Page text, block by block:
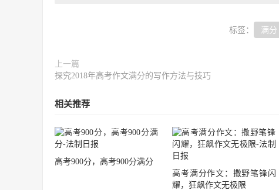
标签： 满分
上一篇
探究2018年高考作文满分的写作方法与技巧
相关推荐
高考900分，高考900分满分
高考满分作文：撒野笔锋闪
耀，狂飙作文无极限